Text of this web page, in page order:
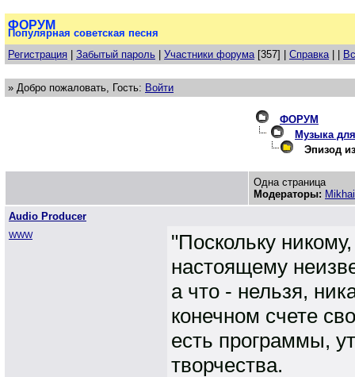
ФОРУМ
Популярная советская песня
Регистрация
Забытый пароль Участники форума[357] | Справка| |
» Добро пожаловать, Гость: Войти
ФОРУМ
Музыка
Эпизод
Одна страница
Модераторы:
Audio Producer
WWW
"Поскольку
настоящему
а что - нельзя,
конечном счете
есть программы,
творчества.